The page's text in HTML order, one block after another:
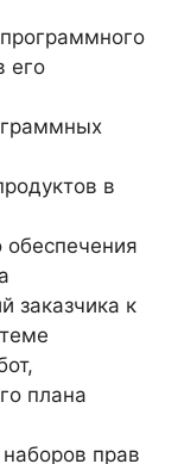
его
в
обеспечения
заказчика к
плана
прав